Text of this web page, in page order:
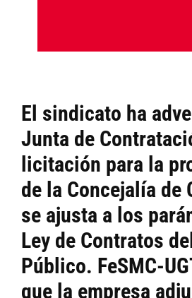
El sindicato ha
Junta de
licitación para la
de la Concejalía de
se ajusta a los
Ley de Contratos
Público. FeSMC-
que la empresa